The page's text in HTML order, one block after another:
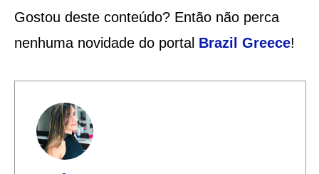
Gostou deste conteúdo? Então não perca
nenhuma novidade do portal Brazil Greece!